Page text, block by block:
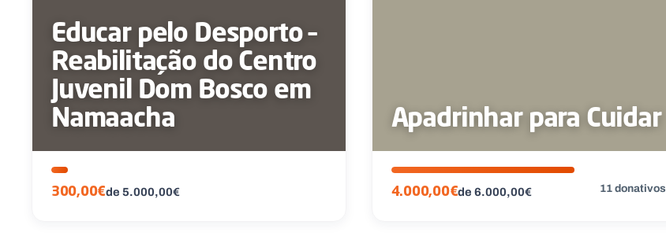
Educar pelo Desporto –
Reabilitação do Centro
Juvenil Dom Bosco em
Namaacha
300,00€de 5.000,00€
Apadrinhar para Cuidar
4.000,00€de 6.000,00€ 11 donativos